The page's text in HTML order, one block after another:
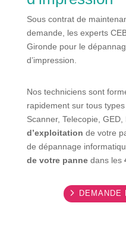
Sous contrat de
demande, les experts
Gironde pour le
d’impression.
Nos techniciens sont
rapidement sur tous types
Scanner, Telecopie,
d’exploitation de votre
de dépannage
de votre pannedans les
DEMANDE